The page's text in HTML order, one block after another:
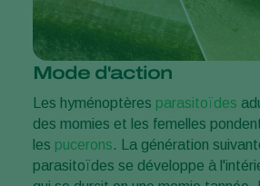
Mode d'action
Les hyménoptères parasitoïdes
des momies et les femelles
les pucerons. La génération
parasitoïdes se développe à